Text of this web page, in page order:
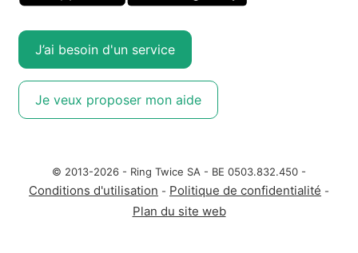
J’ai besoin d'un service
Je veux proposer mon aide
© 2013-2026 - Ring Twice SA - BE 0503.832.450 -
Conditions d'utilisation - Politique de confidentialité -
Plan du site web